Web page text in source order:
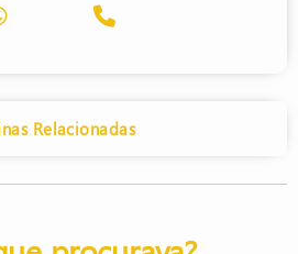
Relacionadas